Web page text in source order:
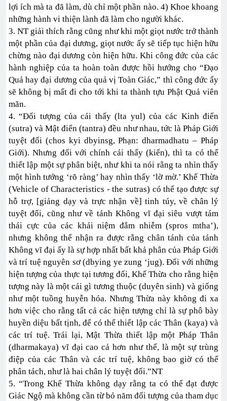
lợi ích mà ta đã làm, dù chỉ một phần nào. 4) Khoe khoang
những hành vi thiện lành đã làm cho người khác.
3. NT giải thích rằng cũng như khi một giọt nước trở thành
một phần của đại dương, giọt nước ấy sẽ tiếp tục hiện hữu
chừng nào đại dương còn hiện hữu. Khi công đức của các
hành nghiệp của ta hoàn toàn được hồi hướng cho “Đạo
Quả hay đại dương của quả vị Toàn Giác,” thì công đức ấy
sẽ không bị mất đi cho tới khi ta thành tựu Phật Quả viên
mãn.
4. “Đối tượng của cái thấy (lta yul) của các Kinh điển
(sutra) và Mật điển (tantra) đều như nhau, tức là Pháp Giới
tuyệt đối (chos kyi dbyinsg, Phạn: dharmadhatu – Pháp
Giới). Nhưng đối với chính cái thấy (kiến), thì ta có thể
thiết lập một sự phân biệt, như khi ta nói rằng ta nhìn thấy
một hình tướng ‘rõ ràng’ hay nhìn thấy ‘lờ mờ.’ Khế Thừa
(Vehicle of Characteristics - the sutras) có thể tạo được sự
hỗ trợ, [giảng dạy và trực nhận về] tinh túy, về chân lý
tuyệt đối, cũng như về tánh Không vĩ đại siêu vượt tám
thái cực của các khái niệm đắm nhiễm (spros mtha’),
nhưng không thể nhận ra được rằng chân tánh của tánh
Không vĩ đại ấy là sự hợp nhất bất khả phân của Pháp Giới
và trí tuệ nguyên sơ (dbying ye zung ‘jug). Đối với những
hiện tượng của thực tại tương đối, Khế Thừa cho rằng hiện
tượng này là một cái gì tương thuộc (duyên sinh) và giống
như một tuồng huyễn hóa. Nhưng Thừa này không đi xa
hơn việc cho rằng tất cả các hiện tượng chỉ là sự phô bày
huyền diệu bất tịnh, để có thể thiết lập các Thân (kaya) và
các trí tuệ. Trái lại, Mật Thừa thiết lập một Pháp Thân
(dharmakaya) vĩ đại cao cả hơn như thế, là một sự trùng
điệp của các Thân và các trí tuệ, không bao giờ có thể
phân tách, như là hai chân lý tuyệt đối.”NT
5. “Trong Khế Thừa không dạy rằng ta có thể đạt được
Giác Ngộ mà không cần từ bỏ năm đối tượng của tham dục